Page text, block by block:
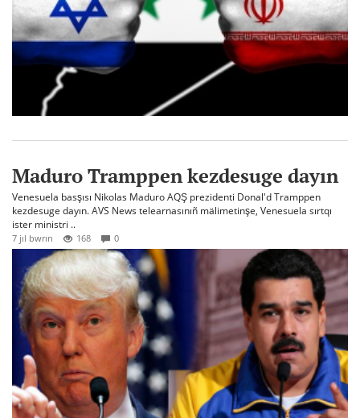
Maduro Tramppen kezdesuge dayın
Venesuela basşısı Nikolas Maduro AQŞ prezidenti Donal'd Tramppen
kezdesuge dayın. AVS News telearnasınıñ mälimetinşe, Venesuela sırtqı
ister ministri ..
7 jıl bwrın 168 0